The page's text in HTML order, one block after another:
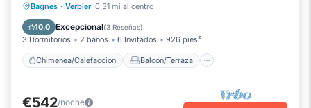
Bagnes · Verbier 0.31 mi al centro
10.0 Excepcional(3 Reseñas)
3 Dormitorios 2 baños 6 Invitados 926 pies²
Chimenea/Calefacción Balcón/Terraza
Chimenea/Calefacción
Cocina
Aparcamiento
€542/noche